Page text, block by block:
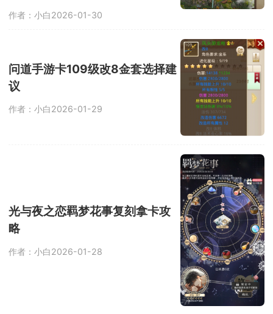
作者：小白2026-01-30
问道手游卡109级改8金套选择建
议
作者：小白2026-01-29
光与夜之恋羁梦花事复刻拿卡攻
略
作者：小白2026-01-28